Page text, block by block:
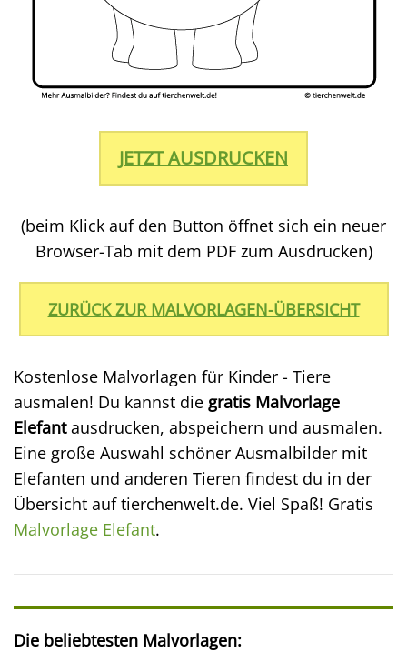
JETZT AUSDRUCKEN
(beim Klick auf den Button öffnet sich ein neuer
Browser-Tab mit dem PDF zum Ausdrucken)
ZURÜCK ZUR MALVORLAGEN-ÜBERSICHT
Kostenlose Malvorlagen für Kinder - Tiere
ausmalen! Du kannst die gratis Malvorlage
Elefantausdrucken, abspeichern und ausmalen.
Eine große Auswahl schöner Ausmalbilder mit
Elefanten und anderen Tieren findest du in der
Übersicht auf tierchenwelt.de. Viel Spaß! Gratis
Malvorlage Elefant.
Die beliebtesten Malvorlagen: